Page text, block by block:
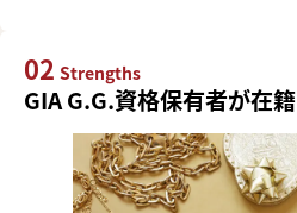
02 Strengths
GIA G.G.資格保有者が在籍